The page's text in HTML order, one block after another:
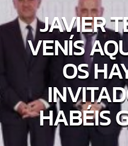
JAVIER
VENÍS
OS
HABÉIS